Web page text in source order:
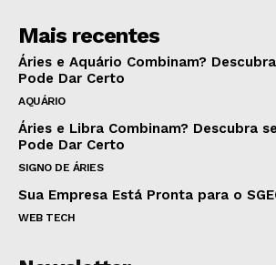
Mais recentes
Áries e Aquário Combinam?
Pode Dar Certo
AQUÁRIO
Áries e Libra Combinam? Descubra
Pode Dar Certo
SIGNO DE ÁRIES
Sua Empresa Está Pronta para o
WEB TECH